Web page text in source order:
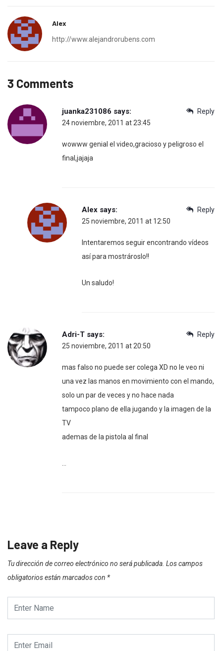
Alex
http://www.alejandrorubens.com
3 Comments
Reply
juanka231086 says:
24 noviembre, 2011 at 23:45
wowww genial el video,gracioso y peligroso el
final,jajaja
Reply
Alex says:
25 noviembre, 2011 at 12:50
Intentaremos seguir encontrando vídeos
así para mostrároslo!!
Un saludo!
Reply
Adri-T says:
25 noviembre, 2011 at 20:50
mas falso no puede ser colega XD no le veo ni
una vez las manos en movimiento con el mando,
solo un par de veces y no hace nada
tampoco plano de ella jugando y la imagen de la
TV
ademas de la pistola al final
Leave a Reply
Tu dirección de correo electrónico no será publicada. Los campos
obligatorios están marcados con *